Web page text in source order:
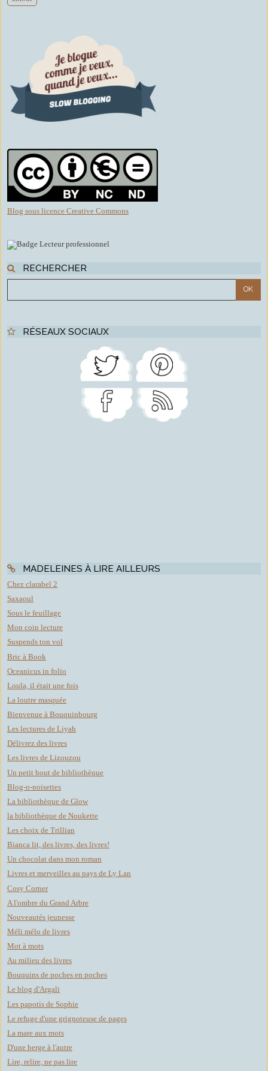
Blog sous licence Creative Commons
RECHERCHER
RÉSEAUX SOCIAUX
MADELEINES À LIRE AILLEURS
Chez clarabel 2
Saxaoul
Sous le feuillage
Mon coin lecture
Suspends ton vol
Bric à Book
Oceanicus in folio
Loula, il était une fois
La loutre masquée
Bienvenue à Bouquinbourg
Les lectures de Liyah
Délivrez des livres
Les livres de Lizouzou
Un petit bout de bibliothèque
Blog-o-noisettes
La bibliothèque de Glow
la bibliothèque de Noukette
Les choix de Trillian
Bianca lit, des livres, des livres!
Un chocolat dans mon roman
Livres et merveilles au pays de Ly Lan
Cosy Corner
A l'ombre du Grand Arbre
Nouveautés jeunesse
Méli mélo de livres
Mot à mots
Au milieu des livres
Bouquins de poches en poches
Le blog d'Argali
Les papotis de Sophie
Le refuge d'une grignoteuse de pages
La mare aux mots
D'une berge à l'autre
Lire, relire, ne pas lire